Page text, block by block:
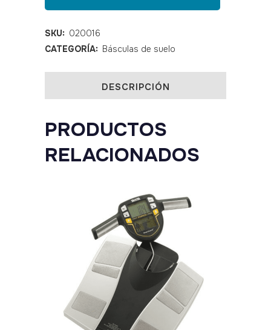
suelo
COMED
profesional
200
KG
SKU: 020016
CATEGORÍA: Básculas de suelo
DESCRIPCIÓN
PRODUCTOS
RELACIONADOS